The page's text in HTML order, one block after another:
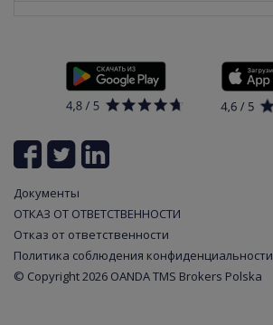
Документы
ОТКАЗ ОТ ОТВЕТСТВЕННОСТИ
Отказ от ответственности
Политика соблюдения конфиденциальности
© Copyright 2026 OANDA TMS Brokers Polska